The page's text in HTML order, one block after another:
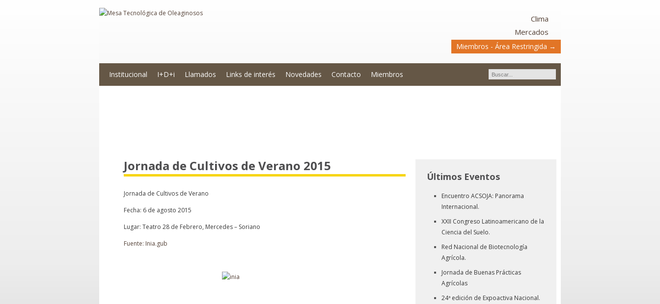
Clima
Mercados
Miembros - Área Restringida →
Institucional I+D+i Llamados Links de interés Novedades Contacto Miembros
Jornada de Cultivos de Verano 2015
Jornada de Cultivos de Verano
Fecha: 6 de agosto 2015
Lugar: Teatro 28 de Febrero, Mercedes – Soriano
Fuente: Inia.gub
Últimos Eventos
Encuentro ACSOJA: Panorama
Internacional.
XXII Congreso Latinoamericano de la
Ciencia del Suelo.
Red Nacional de Biotecnología
Agrícola.
Jornada de Buenas Prácticas
Agrícolas
24ª edición de Expoactiva Nacional.